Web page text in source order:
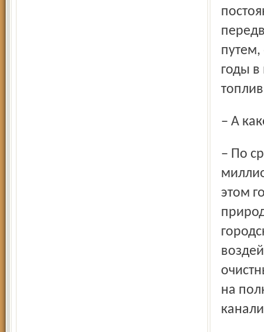
путем,
годы в
– А
– По сравнению с 2001 годом в Ярославле на 13
этом
на